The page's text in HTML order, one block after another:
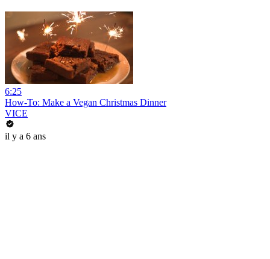
6:25
How-To: Make a Vegan Christmas Dinner
VICE
il y a 6 ans